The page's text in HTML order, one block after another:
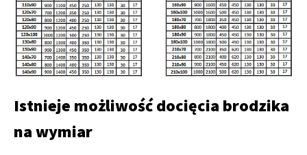
Istnieje możliwość docięcia brodzika
na wymiar